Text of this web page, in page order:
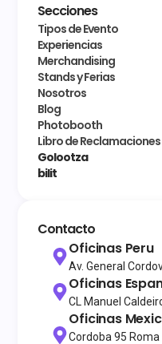
Secciones
Tipos de Evento
Experiencias
Merchandising
Stands y Ferias
Nosotros
Blog
Photobooth
Libro de Reclamaciones
Golootza
bilit
Contacto
Oficinas Peru
Av. General
Oficinas
CL Manuel
Oficinas
Cordoba 95